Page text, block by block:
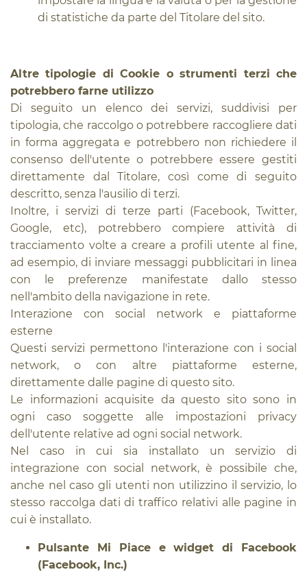
di statistiche da parte del Titolare del sito.
Altre tipologie di Cookie o strumenti terzi che
potrebbero farne utilizzo
Di seguito un elenco dei servizi, suddivisi per
tipologia, che raccolgo o potrebbere raccogliere dati
in forma aggregata e potrebbero non richiedere il
consenso dell'utente o potrebbere essere gestiti
direttamente dal Titolare, così come di seguito
descritto, senza l'ausilio di terzi.
Inoltre, i servizi di terze parti (Facebook, Twitter,
Google, etc), potrebbero compiere attività di
tracciamento volte a creare a profili utente al fine,
ad esempio, di inviare messaggi pubblicitari in linea
con le preferenze manifestate dallo stesso
nell'ambito della navigazione in rete.
Interazione con social network e piattaforme
esterne
Questi servizi permettono l'interazione con i social
network, o con altre piattaforme esterne,
direttamente dalle pagine di questo sito.
Le informazioni acquisite da questo sito sono in
ogni caso soggette alle impostazioni privacy
dell'utente relative ad ogni social network.
Nel caso in cui sia installato un servizio di
integrazione con social network, è possibile che,
anche nel caso gli utenti non utilizzino il servizio, lo
stesso raccolga dati di traffico relativi alle pagine in
cui è installato.
Pulsante Mi Piace e widget di Facebook
(Facebook, Inc.)